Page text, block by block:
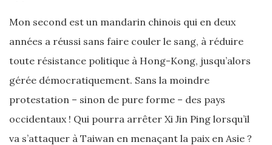
Mon second est un mandarin chinois qui en deux
années a réussi sans faire couler le sang, à réduire
toute résistance politique à Hong-Kong, jusqu’alors
gérée démocratiquement. Sans la moindre
protestation – sinon de pure forme – des pays
occidentaux ! Qui pourra arrêter Xi Jin Ping lorsqu’il
va s’attaquer à Taiwan en menaçant la paix en Asie ?